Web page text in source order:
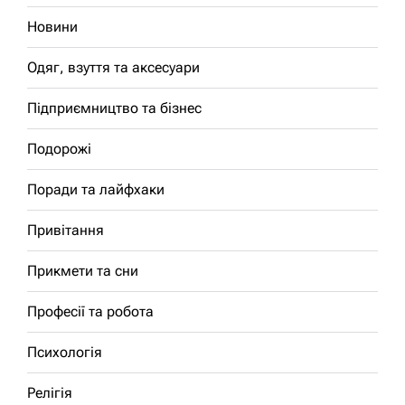
Новини
Одяг, взуття та аксесуари
Підприємництво та бізнес
Подорожі
Поради та лайфхаки
Привітання
Прикмети та сни
Професії та робота
Психологія
Релігія